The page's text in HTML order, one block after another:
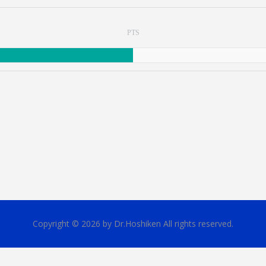
PTS
Copyright © 2026 by Dr.Hoshiken All rights reserved.